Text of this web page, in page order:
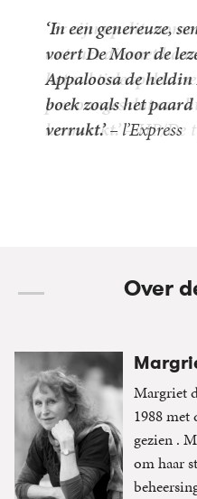
‘In een genereuze,
voert De Moor de
Appaloosa de
boek zoals het
verrukt.’ –l’Express
Over
Margriet
1988 met
gezien .
om haar